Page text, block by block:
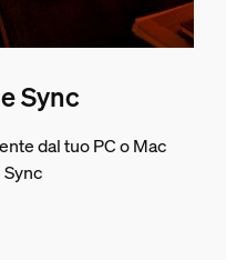
Sync
dal tuo PC o Mac